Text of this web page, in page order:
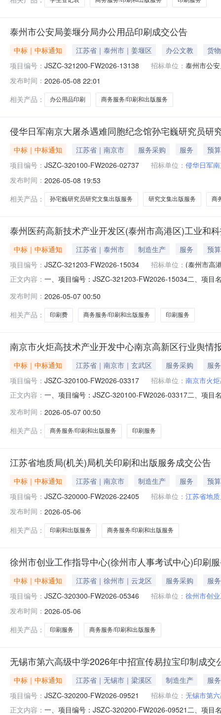
泰州市公安局姜堰分局办公用品印刷成交公告
中标｜中标通知 江苏省｜泰州市｜姜堰区 办公文教
货物
项目编号： JSZC-321200-FW2026-13138 招标单位： 泰州市公
发布时间： 2026-05-08 22:01
相关产品：
办公用品印刷 商务服务/印刷和出版服务
侵华日军南京大屠杀遇难同胞纪念馆孙宅巍研究员研
中标｜中标通知 江苏省｜南京市 服务采购 服务
预
项目编号： JSZC-320100-FW2026-02737 招标单位： 侵华日军
发布时间： 2026-05-08 19:53
相关产品：
孙宅巍研究员研究文集出版服务 研究文集出版服务 商
泰州医药高新技术产业开发区(泰州市高港区)工业和
中标｜中标通知 江苏省｜泰州市 制造生产 服务
预
项目编号： JSZC-321203-FW2026-15034 招标单位： (泰州市高
正文内容： 一、项目编号：JSZC-321203-FW2026-15034二、项目
江苏省泰州市海陵南路777号管委会一号楼13楼评审开
发布时间： 2026-05-07 00:50
相关产品：
印刷费 商务服务/印刷和出版服务 印刷服务
南京市火炬高技术产业开发中心南京高新区行业舆情
中标｜中标通知 江苏省｜南京市｜玄武区 服务采购
服务
项目编号： JSZC-320100-FW2026-03317 招标单位： 南京市火
正文内容： 一、项目编号：JSZC-320100-FW2026-03317二、项目
其他印刷服务项目预算：￥1468.4项目地点：江苏省南
发布时间： 2026-05-07 00:50
相关产品：
商务服务/印刷和出版服务 印刷服务
江苏省地质局(机关)局机关印刷和出版服务成交公告
中标｜中标通知 江苏省｜南京市 制造生产 服务
预
项目编号： JSZC-320000-FW2026-22405 招标单位： 江苏省地
发布时间： 2026-05-06
相关产品：
印刷和出版服务 商务服务/印刷和出版服务
徐州市创业工作指导中心(徐州市人事考试中心)印刷
中标｜中标通知 江苏省｜徐州市｜云龙区 服务采购
服务
项目编号： JSZC-320300-FW2026-05346 招标单位： 徐州市创
发布时间： 2026-05-06
相关产品：
印刷服务 商务服务/印刷和出版服务
无锡市第六高级中学2026年中招宣传易拉宝印制成交
中标｜中标通知 江苏省｜无锡市｜梁溪区 制造生产
服务
项目编号： JSZC-320200-FW2026-09521 招标单位： 无锡市第
正文内容： 一、项目编号：JSZC-320200-FW2026-09521二、项目